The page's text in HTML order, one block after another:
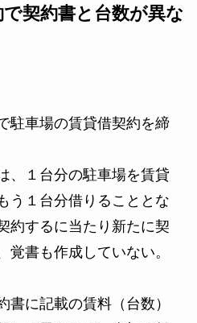
契約書と台数が異な
駐車場の賃貸借契約を締
、１台分の駐車場を賃貸
う１台分借りることとな
約するに当たり新たに契
覚書も作成していない。
に記載の賃料（台数）